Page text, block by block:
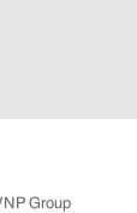
Group